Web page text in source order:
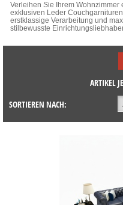
Verleihen Sie Ihrem
exklusiven Leder
erstklassige Verarbeitung und
stilbewusste
ARTIKEL
SORTIEREN NACH: